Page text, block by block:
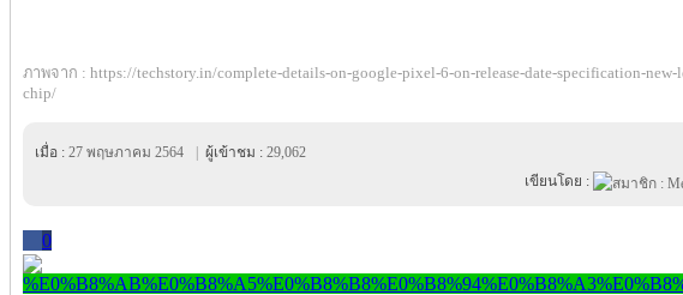
ภาพจาก : https://techstory.in/complete-details-on-google-pixel-6-on-release-date-specification-new-
chip/
เมื่อ : 27 พฤษภาคม 2564 ผู้เข้าชม : 29,062
เขียนโดย :
0